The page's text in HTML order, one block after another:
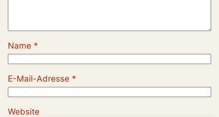
Name *
E-Mail-Adresse *
Website